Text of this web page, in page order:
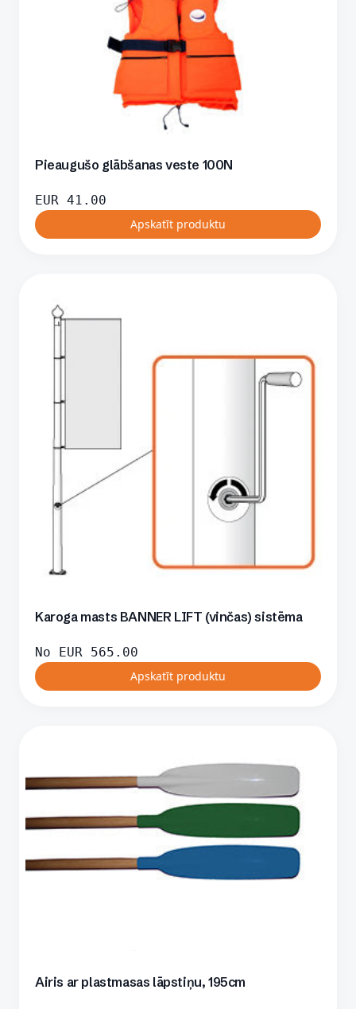
Pieaugušo glābšanas veste 100N
EUR 41.00
Apskatīt produktu
Karoga masts BANNER LIFT (vinčas) sistēma
No EUR
565.00
Apskatīt produktu
Airis ar plastmasas lāpstiņu, 195cm